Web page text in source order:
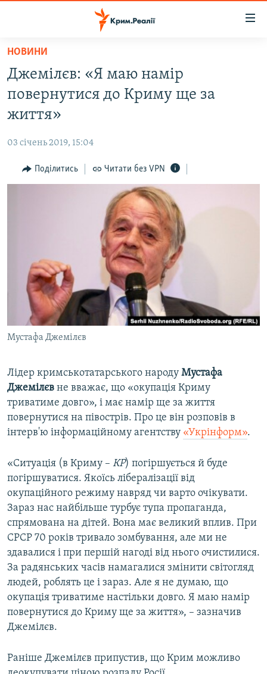
Перейти
основного
матеріалу
Перейти
до
основної
Перейти
до
ВОДА.КРИМ
ВІДЕО ТА ФОТО
БЛОГИ
ПОГЛЯД
ДЕПОРТАЦІЯ
ВІДЕОУРОКИ «ELIFBE»
СВІДЧЕННЯ ОКУПАЦІЇ
УКРАЇНСЬКА ПРОБЛЕМА КРИМУ
ІНФОГРАФІКА
ЯК ОБІЙТИ БЛОКУВАННЯ
Русский
Qırımtatar
ДОЛУЧАЙСЯ!
НОВИНИ
Джемілєв: «Я маю намір
повернутися до Криму ще за
життя»
03 січень 2019, 15:04
Поділитись Читати без VPN
Мустафа Джемілєв
Лідер кримськотатарського народу Мустафа
Джемілєв не вважає, що «окупація Криму
триватиме довго», і має намір ще за життя
повернутися на півострів. Про це він розповів в
інтерв'ю інформаційному агентству «Укрінформ».
«Ситуація (в Криму – КР) погіршується й буде
погіршуватися. Якоїсь лібералізації від
окупаційного режиму навряд чи варто очікувати.
Зараз нас найбільше турбує тупа пропаганда,
спрямована на дітей. Вона має великий вплив. При
СРСР 70 років тривало зомбування, але ми не
здавалися і при першій нагоді від нього очистилися.
За радянських часів намагалися змінити світогляд
людей, роблять це і зараз. Але я не думаю, що
окупація триватиме настільки довго. Я маю намір
повернутися до Криму ще за життя», – зазначив
Джемілєв.
Раніше Джемілєв припустив, що Крим можливо